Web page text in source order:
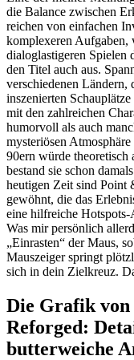
die Balance zwischen
reichen von einfachen
komplexeren Aufgaben,
dialoglastigeren Spielen
den Titel auch aus.
verschiedenen Ländern,
inszenierten
mit den zahlreichen
humorvoll als auch
mysteriösen
90ern würde theoretisch
bestand sie schon
heutigen Zeit sind Point
gewöhnt, die das
eine hilfreiche
Was mir persönlich
„Einrasten“ der Maus,
Mauszeiger springt
sich in dein Zielkreuz.
Die Grafik von
Reforged:
butterweiche